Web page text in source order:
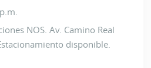
NOS. Av. Camino Real
disponible.